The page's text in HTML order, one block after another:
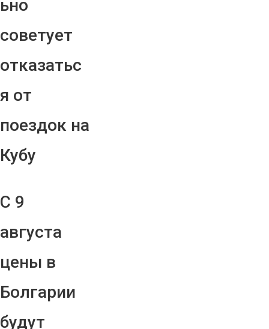
ьно
советует
отказатьс
я от
поездок на
Кубу
С 9
августа
цены в
Болгарии
будут